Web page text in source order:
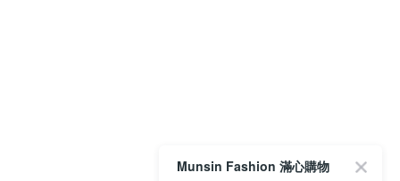
Munsin Fashion 滿心購物